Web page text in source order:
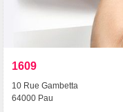
1609
10 Rue Gambetta
64000 Pau